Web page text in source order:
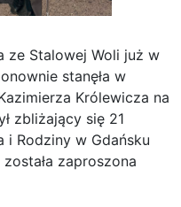
ze Stalowej Woli już w
stanęła w
Królewicza na
zbliżający się 21
i Rodziny w Gdańsku
zaproszona